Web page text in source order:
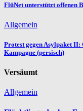
FlüNet unterstützt offenen
Allgemein
Protest gegen Asylpaket
Kampagne (persisch)
Versäumt
Allgemein